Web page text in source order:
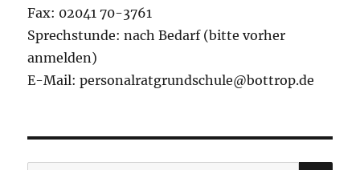
Fax: 02041 70-3761
Sprechstunde: nach Bedarf (bitte vorher
anmelden)
E-Mail: personalratgrundschule@bottrop.de